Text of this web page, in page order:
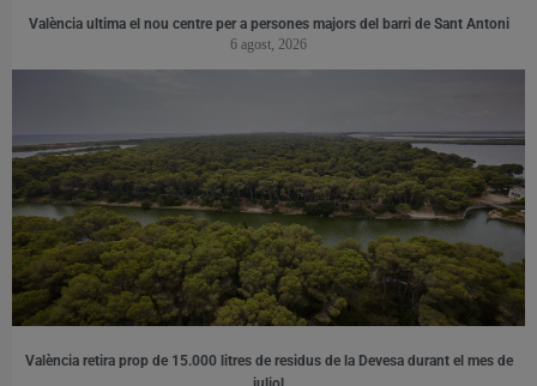
València ultima el nou centre per a persones majors del barri de Sant Antoni
6 agost, 2026
València retira prop de 15.000 litres de residus de la Devesa durant el mes de